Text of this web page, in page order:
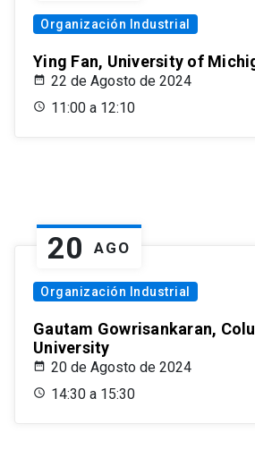
Organización Industrial
Ying Fan, University of
22 de Agosto de 2024
11:00 a 12:10
20 AGO
Organización Industrial
Gautam Gowrisankaran,
University
20 de Agosto de 2024
14:30 a 15:30